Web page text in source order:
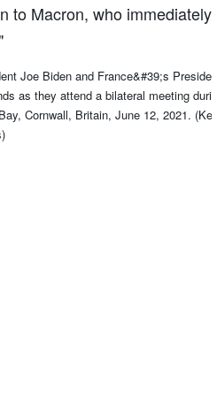
to Macron, who immediately